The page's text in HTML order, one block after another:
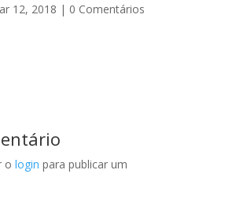
12, 2018 | 0 Comentários
o login para publicar um